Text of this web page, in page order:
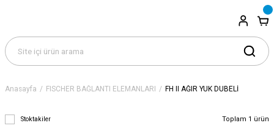
Anasayfa FISCHER BAĞLANTI ELEMANLARI FH II AĞIR YÜK DÜBELİ
Stoktakiler Toplam 1 ürün